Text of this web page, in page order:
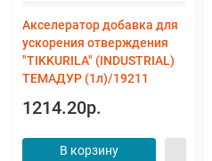
Акселератор добавка для
ускорения отверждения
"TIKKURILA" (INDUSTRIAL)
ТЕМАДУР (1л)/19211
1214.20р.
В корзину